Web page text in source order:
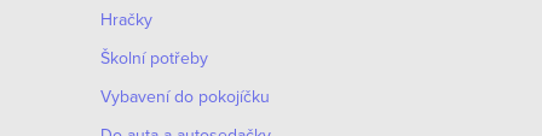
n
n
í
Hračky
Školní potřeby
Vybavení do pokojíčku